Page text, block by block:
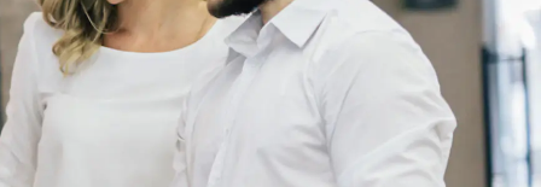
NOVOSTI